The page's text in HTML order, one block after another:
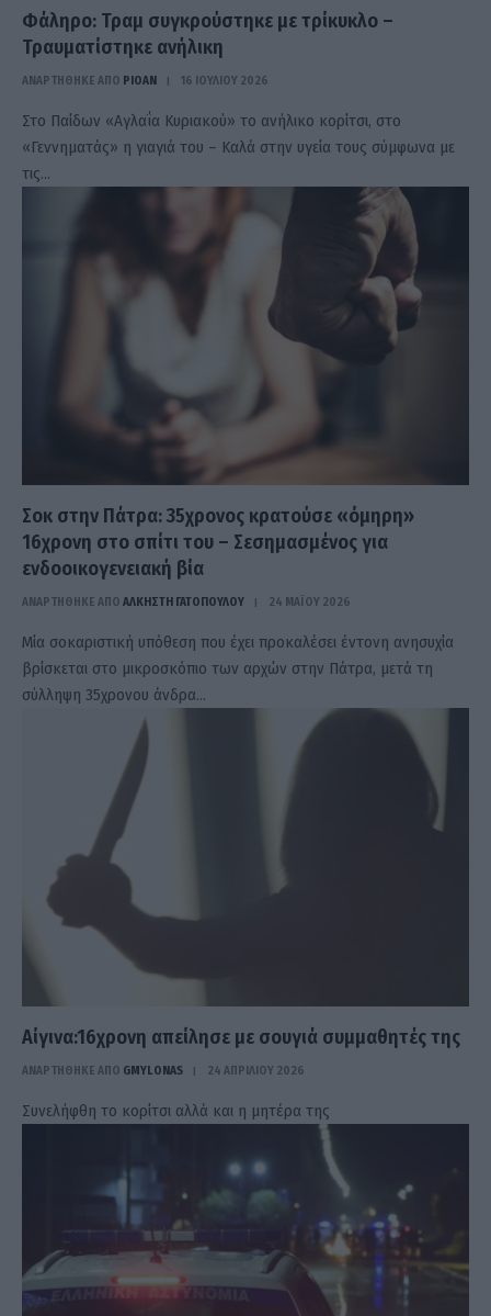
Φάληρο: Τραμ συγκρούστηκε με τρίκυκλο –
Τραυματίστηκε ανήλικη
ΑΝΑΡΤΗΘΗΚΕ ΑΠΟ PIOAN 16 ΙΟΥΛΊΟΥ 2026
Στο Παίδων «Αγλαΐα Κυριακού» το ανήλικο κορίτσι, στο
«Γεννηματάς» η γιαγιά του – Καλά στην υγεία τους σύμφωνα με
τις…
Σοκ στην Πάτρα: 35χρονος κρατούσε «όμηρη»
16χρονη στο σπίτι του – Σεσημασμένος για
ενδοοικογενειακή βία
ΑΝΑΡΤΗΘΗΚΕ ΑΠΟ ΆΛΚΗΣΤΗ ΓΑΤΟΠΟΎΛΟΥ 24 ΜΑΪ́ΟΥ 2026
Μία σοκαριστική υπόθεση που έχει προκαλέσει έντονη ανησυχία
βρίσκεται στο μικροσκόπιο των αρχών στην Πάτρα, μετά τη
σύλληψη 35χρονου άνδρα…
Αίγινα:16χρονη απείλησε με σουγιά συμμαθητές της
ΑΝΑΡΤΗΘΗΚΕ ΑΠΟ GMYLONAS 24 ΑΠΡΙΛΊΟΥ 2026
Συνελήφθη το κορίτσι αλλά και η μητέρα της